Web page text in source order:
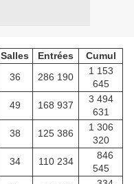
Salles Entrées
Cumul
36 286 190
1 153
645
49 168 937
3 494
631
38 125 386
1 306
320
34 110 234
846
545